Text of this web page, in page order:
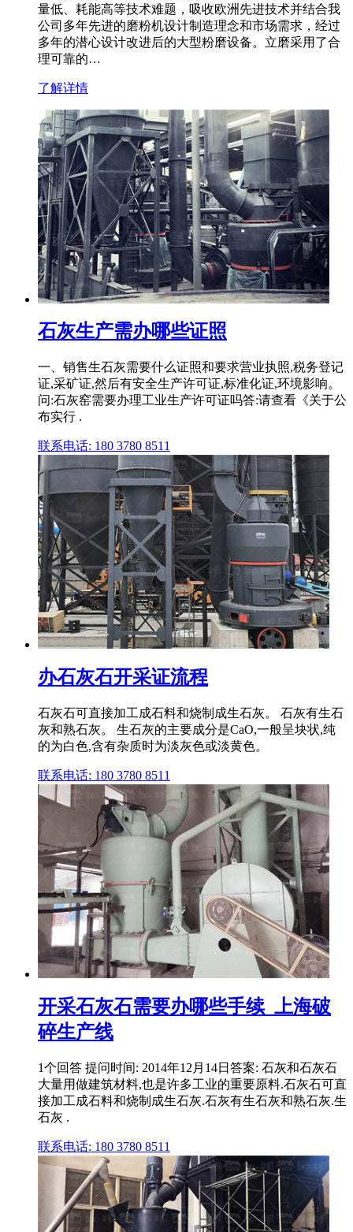
量低、耗能高等技术难题，吸收欧洲先进技术并结合我
公司多年先进的磨粉机设计制造理念和市场需求，经过
多年的潜心设计改进后的大型粉磨设备。立磨采用了合
理可靠的…
了解详情
石灰生产需办哪些证照
一、销售生石灰需要什么证照和要求营业执照,税务登记
证,采矿证,然后有安全生产许可证,标准化证,环境影响。
问:石灰窑需要办理工业生产许可证吗答:请查看《关于公
布实行 .
联系电话: 180 3780 8511
办石灰石开采证流程
石灰石可直接加工成石料和烧制成生石灰。 石灰有生石
灰和熟石灰。 生石灰的主要成分是CaO,一般呈块状,纯
的为白色,含有杂质时为淡灰色或淡黄色。
联系电话: 180 3780 8511
开采石灰石需要办哪些手续_上海破
碎生产线
1个回答 提问时间: 2014年12月14日答案: 石灰和石灰石
大量用做建筑材料,也是许多工业的重要原料.石灰石可直
接加工成石料和烧制成生石灰.石灰有生石灰和熟石灰.生
石灰 .
联系电话: 180 3780 8511